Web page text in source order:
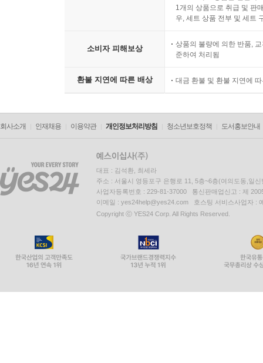
1개의 상품으로 취급 및 판
우, 세트 상품 전부 및 세트
소비자 피해보상
상품의 불량에 의한 반품,
준하여 처리됨
환불 지연에 따른 배상 대금 환불 및 환불 지연에
회사소개 인재채용 이용약관 개인정보처리방침 청소년보호정책 도서홍보안내
대표 : 김석환, 최세라
주소 : 서울시 영등포구 은행로 11, 5층~6층(여의도동,일신
사업자등록번호 : 229-81-37000 통신판매업신고 : 제
이메일 : yes24help@yes24.com 호스팅 서비스사업자 :
Copyright ⓒ YES24 Corp. All Rights Reserved.